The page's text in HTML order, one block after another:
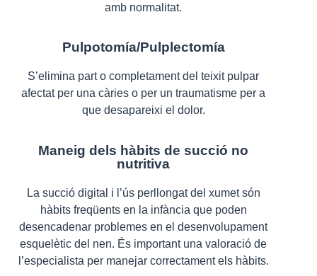
amb normalitat.
Pulpotomía/Pulplectomía
S’elimina part o completament del teixit pulpar
afectat per una càries o per un traumatisme per a
que desapareixi el dolor.
Maneig dels hàbits de succió no
nutritiva
La succió digital i l’ús perllongat del xumet són
hàbits freqüents en la infància que poden
desencadenar problemes en el desenvolupament
esquelètic del nen. És important una valoració de
l’especialista per manejar correctament els hàbits.